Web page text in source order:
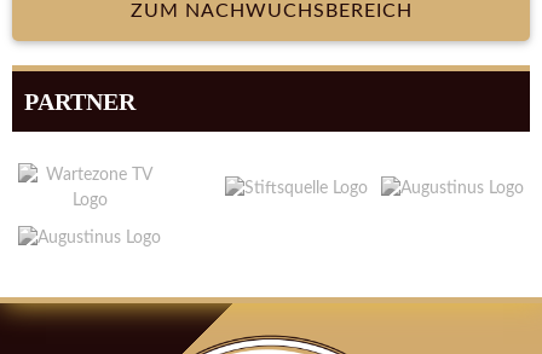
ARTIKEL-
NAVIGATION
ZUM NACHWUCHSBEREICH
PARTNER